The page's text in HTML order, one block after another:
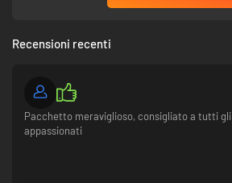
Recensioni recenti
Pacchetto meraviglioso, consigliato a tutti gli
appassionati